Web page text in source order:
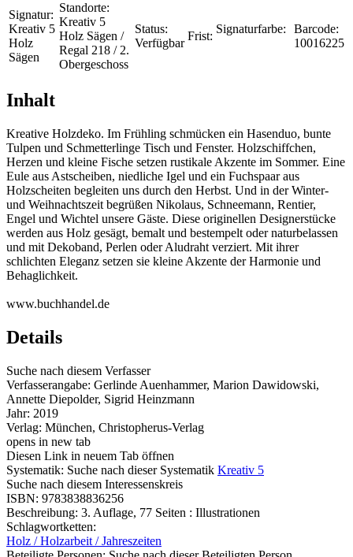
Signatur:
Kreativ 5
Holz
Sägen
Standorte:
Kreativ 5
Holz Sägen /
Regal 218 / 2.
Obergeschoss
Status:
Verfügbar
Frist:
Signaturfarbe:
Barcode:
10016225
Inhalt
Kreative Holzdeko. Im Frühling schmücken ein Hasenduo, bunte
Tulpen und Schmetterlinge Tisch und Fenster. Holzschiffchen,
Herzen und kleine Fische setzen rustikale Akzente im Sommer. Eine
Eule aus Astscheiben, niedliche Igel und ein Fuchspaar aus
Holzscheiten begleiten uns durch den Herbst. Und in der Winter-
und Weihnachtszeit begrüßen Nikolaus, Schneemann, Rentier,
Engel und Wichtel unsere Gäste. Diese originellen Designerstücke
werden aus Holz gesägt, bemalt und bestempelt oder naturbelassen
und mit Dekoband, Perlen oder Aludraht verziert. Mit ihrer
schlichten Eleganz setzen sie kleine Akzente der Harmonie und
Behaglichkeit.
www.buchhandel.de
Details
Suche nach diesem Verfasser
Verfasserangabe: Gerlinde Auenhammer, Marion Dawidowski,
Annette Diepolder, Sigrid Heinzmann
Jahr: 2019
Verlag: München, Christopherus-Verlag
opens in new tab
Diesen Link in neuem Tab öffnen
Systematik: Suche nach dieser Systematik Kreativ 5
Suche nach diesem Interessenskreis
ISBN: 9783838836256
Beschreibung: 3. Auflage, 77 Seiten : Illustrationen
Schlagwortketten:
Holz / Holzarbeit / Jahreszeiten